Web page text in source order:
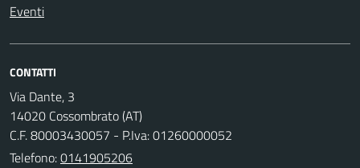
Eventi
CONTATTI
Via Dante, 3
14020 Cossombrato (AT)
C.F. 80003430057 - P.Iva: 01260000052
Telefono:0141905206